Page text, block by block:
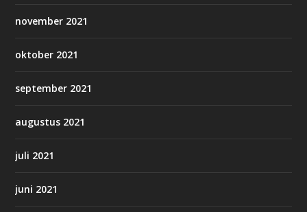
november 2021
oktober 2021
september 2021
augustus 2021
juli 2021
juni 2021